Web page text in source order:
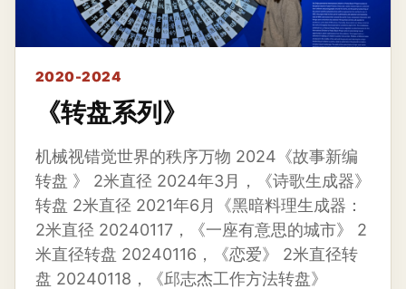
2020-2024
《转盘系列》
机械视错觉世界的秩序万物 2024《故事新编
转盘 》 2米直径 2024年3月，《诗歌生成器》
转盘 2米直径 2021年6月《黑暗料理生成器：
2米直径 20240117，《一座有意思的城市》 2
米直径转盘 20240116，《恋爱》 2米直径转
盘 20240118，《邱志杰工作方法转盘》